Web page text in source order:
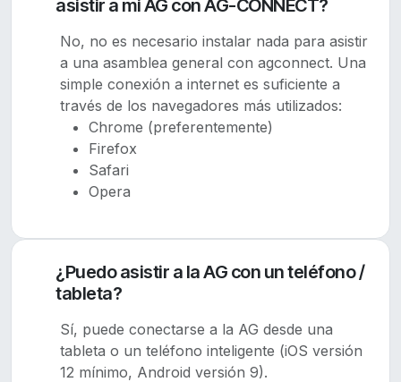
asistir a mi AG con AG-CONNECT?
No, no es necesario instalar nada para asistir
a una asamblea general con agconnect. Una
simple conexión a internet es suficiente a
través de los navegadores más utilizados:
Chrome (preferentemente)
Firefox
Safari
Opera
¿Puedo asistir a la AG con un teléfono /
tableta?
Sí, puede conectarse a la AG desde una
tableta o un teléfono inteligente (iOS versión
12 mínimo, Android versión 9).